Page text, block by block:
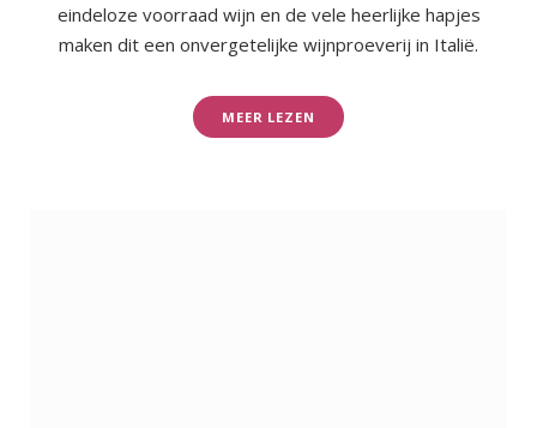
eindeloze voorraad wijn en de vele heerlijke hapjes
maken dit een onvergetelijke wijnproeverij in Italië.
MEER LEZEN